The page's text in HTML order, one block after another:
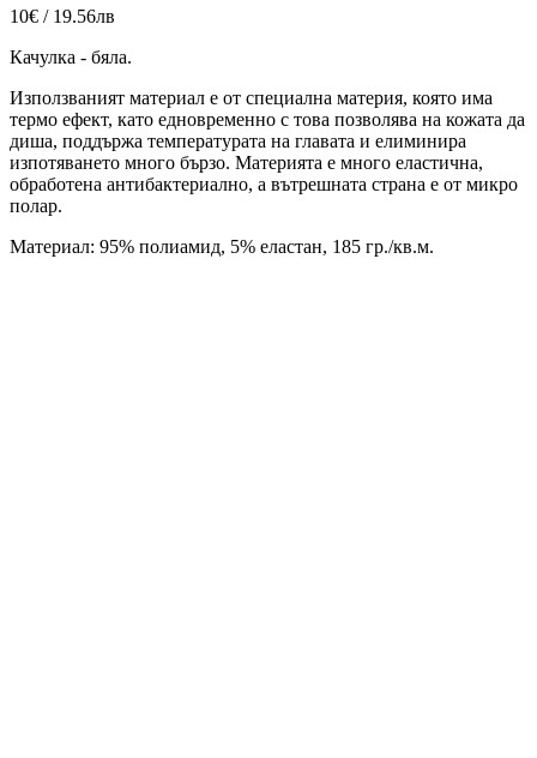
10€ / 19.56лв
Качулка - бяла.
Използваният материал е от специална материя, която има
термо ефект, като едновременно с това позволява на кожата да
диша, поддържа температурата на главата и елиминира
изпотяването много бързо. Материята е много еластична,
обработена антибактериално, а вътрешната страна е от микро
полар.
Материал: 95% полиамид, 5% еластан, 185 гр./кв.м.